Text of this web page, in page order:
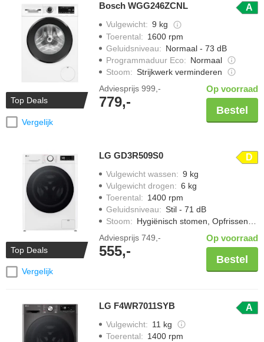
Top Deals
Vergelijk
Bosch WGG246ZCNL A
Vulgewicht: 9 kg
Toerental: 1600 rpm
Geluidsniveau: Normaal - 73 dB
Programmaduur Eco: Normaal
Stoom: Strijkwerk verminderen
Adviesprijs 999,-
779,-
Op voorraad
Bestel
Top Deals
Vergelijk
LG GD3R509S0 D
Vulgewicht wassen: 9 kg
Vulgewicht drogen: 6 kg
Toerental: 1400 rpm
Geluidsniveau: Stil - 71 dB
Stoom: Hygiënisch stomen, Opfrissen met stoom
Adviesprijs 749,-
555,-
Op voorraad
Bestel
LG F4WR7011SYB A
Vulgewicht: 11 kg
Toerental: 1400 rpm